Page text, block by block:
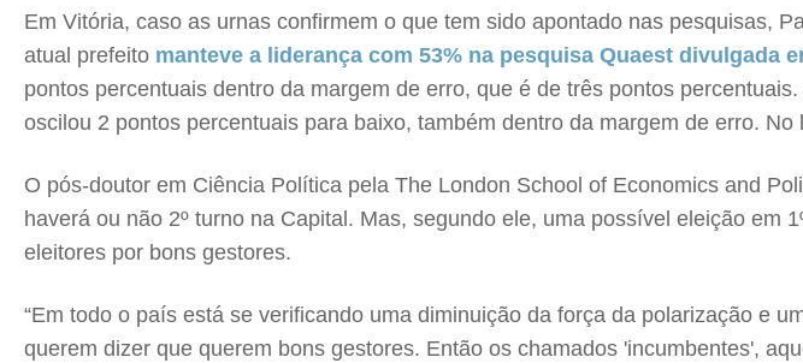
Em Vitória, caso as urnas confirmem o que tem sido apontado nas pesquisas,
atual prefeito manteve a liderança com 53% na pesquisa Quaest divulgada
pontos percentuais dentro da margem de erro, que é de três pontos
oscilou 2 pontos percentuais para baixo, também dentro da margem de erro.
O pós-doutor em Ciência Política pela The London School of Economics and
haverá ou não 2º turno na Capital. Mas, segundo ele, uma possível eleição
eleitores por bons gestores.
“Em todo o país está se verificando uma diminuição da força da polarização e
querem dizer que querem bons gestores. Então os chamados 'incumbentes',